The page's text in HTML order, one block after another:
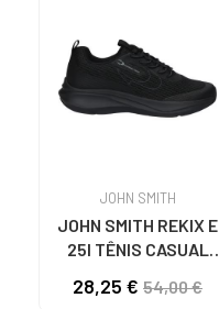
JOHN SMITH
JOHN SMITH REKIX E
25I TÊNIS CASUAL
NEGRO
28,25 € 54,00 €